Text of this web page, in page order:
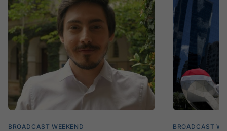
BROADCAST WEEKEND BROADCAST